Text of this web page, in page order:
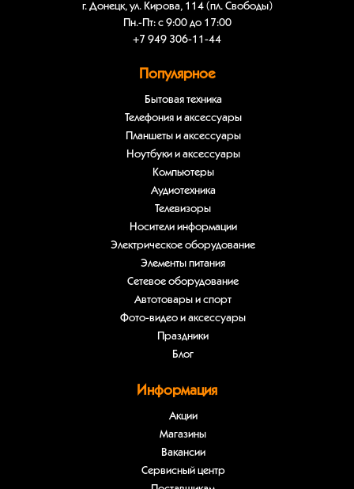
г. Донецк, ул. Кирова, 114 (пл. Свободы)
Пн.-Пт: с 9:00 до 17:00
+7 949 306-11-44
Популярное
Бытовая техника
Телефония и аксессуары
Планшеты и аксессуары
Ноутбуки и аксессуары
Компьютеры
Аудиотехника
Телевизоры
Носители информации
Электрическое оборудование
Элементы питания
Сетевое оборудование
Автотовары и спорт
Фото-видео и аксессуары
Праздники
Блог
Информация
Акции
Магазины
Вакансии
Сервисный центр